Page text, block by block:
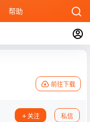
帮助
前往下载
关注 私信